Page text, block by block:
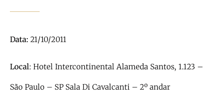
Data: 21/10/2011
Local: Hotel Intercontinental Alameda Santos, 1.123 –
São Paulo – SP Sala Di Cavalcanti – 2º andar